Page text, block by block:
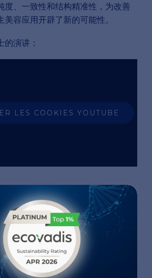
度、一致性和结构精准性，为改善
美容应用开辟了新的可能性。
的演讲：
LES COOKIES YOUTUBE
塑造再生美容的未来
斯·塞蒂帕利博士与克里斯托夫·马尔
尔·戈德里